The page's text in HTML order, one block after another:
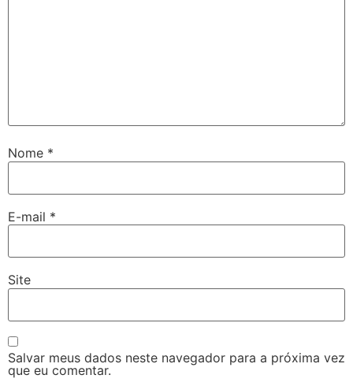
Nome *
E-mail *
Site
Salvar meus dados neste navegador para a próxima vez
que eu comentar.